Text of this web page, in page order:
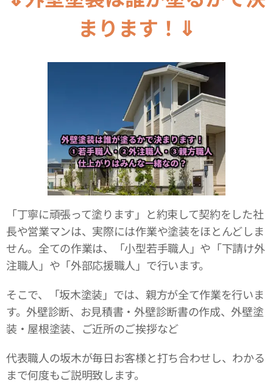
まります！⇓
「丁寧に頑張って塗ります」と約束して契約をした社
長や営業マンは、実際には作業や塗装をほとんどしま
せん。全ての作業は、「小型若手職人」や「下請け外
注職人」や「外部応援職人」で行います。
そこで、「坂木塗装」では、親方が全て作業を行いま
す。外壁診断、お見積書・外壁診断書の作成、外壁塗
装・屋根塗装、ご近所のご挨拶など
代表職人の坂木が毎日お客様と打ち合わせし、わかる
まで何度もご説明致します。